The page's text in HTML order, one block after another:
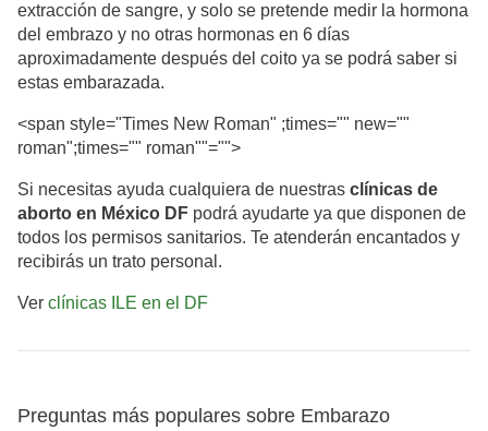
extracción de sangre, y solo se pretende medir la hormona
del embrazo y no otras hormonas en 6 días
aproximadamente después del coito ya se podrá saber si
estas embarazada.
<span style="Times New Roman" ;times="" new=""
roman";times="" roman""="">
Si necesitas ayuda cualquiera de nuestras clínicas de
aborto en México DF podrá ayudarte ya que disponen de
todos los permisos sanitarios. Te atenderán encantados y
recibirás un trato personal.
Ver clínicas ILE en el DF
Preguntas más populares sobre Embarazo